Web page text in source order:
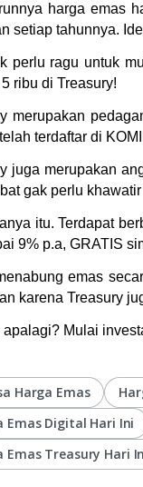
harga emas
setiap tahunnya.
perlu ragu untuk
ribu di Treasury!
merupakan
terdaftar di
juga merupakan
gak perlu
itu. Terdapat
9% p.a, GRATIS
emas
karena Treasury
apalagi? Mulai
Harga Emas
Emas Digital Hari Ini
Emas Treasury Hari